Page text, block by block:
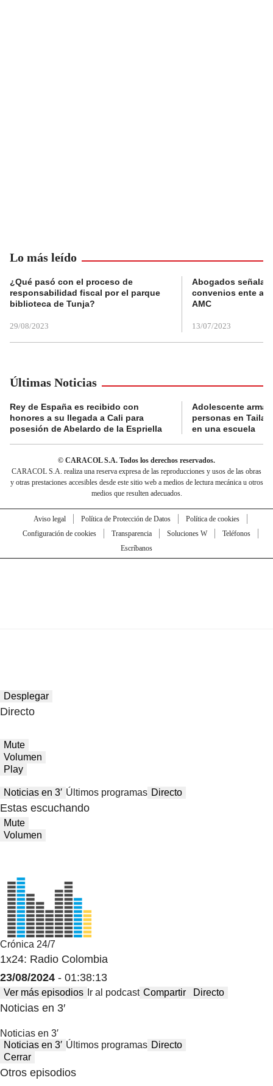
Lo más leído
¿Qué pasó con el proceso de
responsabilidad fiscal por el parque
biblioteca de Tunja?
29/08/2023
Abogados
convenios ente
AMC
13/07/2023
Últimas Noticias
Rey de España es recibido con
honores a su llegada a Cali para
posesión de Abelardo de la Espriella
Adolescente
personas en
en una escuela
© CARACOL S.A. Todos los derechos reservados.
CARACOL S.A. realiza una reserva expresa de las reproducciones y usos de las obras
y otras prestaciones accesibles desde este sitio web a medios de lectura mecánica u otros
medios que resulten adecuados.
Aviso legal Política de Protección de Datos
Política de cookies
Configuración de cookies
Transparencia Soluciones W
Teléfonos
Escríbanos
Desplegar
Directo
Mute
Volumen
Play
Noticias en 3′ Últimos programas Directo
Estas escuchando
Mute
Volumen
Crónica 24/7
1x24: Radio Colombia
23/08/2024 - 01:38:13
Ver más episodios Ir al podcast Compartir Directo
Noticias en 3′
Noticias en 3′
Noticias en 3′ Últimos programas Directo
Cerrar
Otros episodios